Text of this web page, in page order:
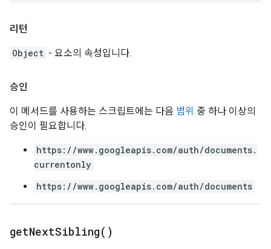
리턴
Object - 요소의 속성입니다.
승인
이 메서드를 사용하는 스크립트에는 다음 범위 중 하나 이상의
승인이 필요합니다.
https://www.googleapis.com/auth/documents.
currentonly
https://www.googleapis.com/auth/documents
getNextSibling( )